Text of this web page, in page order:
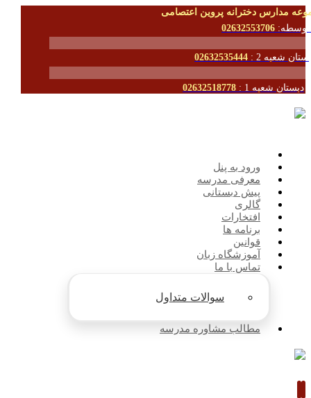
مدارس دخترانه پروین اعتصامی
02632553706
شعبه 2 : 02632535444
دبستان شعبه 1 : 02632518778
ورود به پنل
معرفی مدرسه
پیش دبستانی
گالری
افتخارات
برنامه ها
قوانین
آموزشگاه زبان
تماس با ما
سوالات متداول
مطالب مشاوره مدرسه